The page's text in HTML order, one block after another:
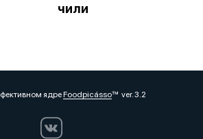
чили
ядреFoodpicássover. 3.2